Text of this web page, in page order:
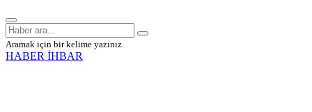
Aramak için bir kelime yazınız.
HABER İHBAR